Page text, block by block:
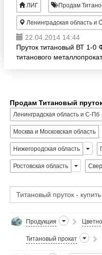
ЛИГ Продам
Ленинградская область и С-
22.04.2014 14:44
Пруток титановый ВТ 1-0
титанового
Продам Титановый
Ленинградская область и С-Пб
Москва и Московская область
Нижегородская область
Ростовская область
Продукция
Титановый прокат